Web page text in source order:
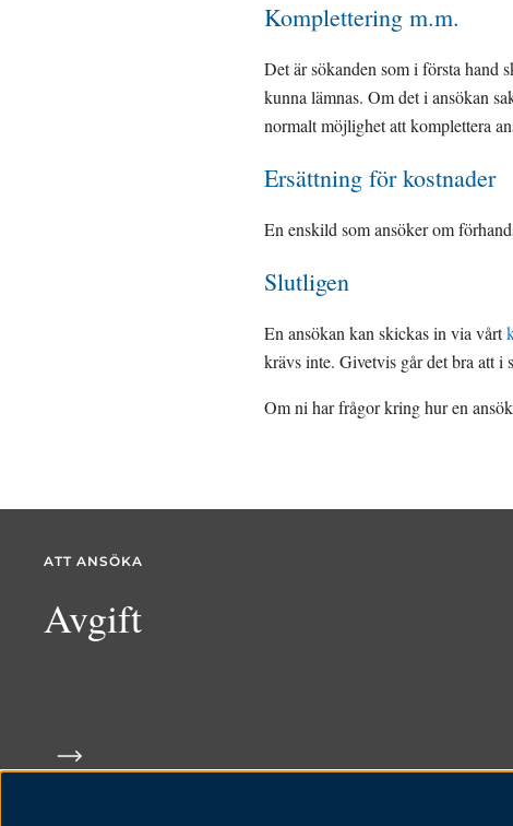
Komplettering m.m.
Det är sökanden som i första hand
kunna lämnas. Om det i ansökan
normalt möjlighet att komplettera
Ersättning för kostnader
En enskild som ansöker om
Slutligen
En ansökan kan skickas in via vårt
krävs inte. Givetvis går det bra att i
Om ni har frågor kring hur en
ATT ANSÖKA
Avgift